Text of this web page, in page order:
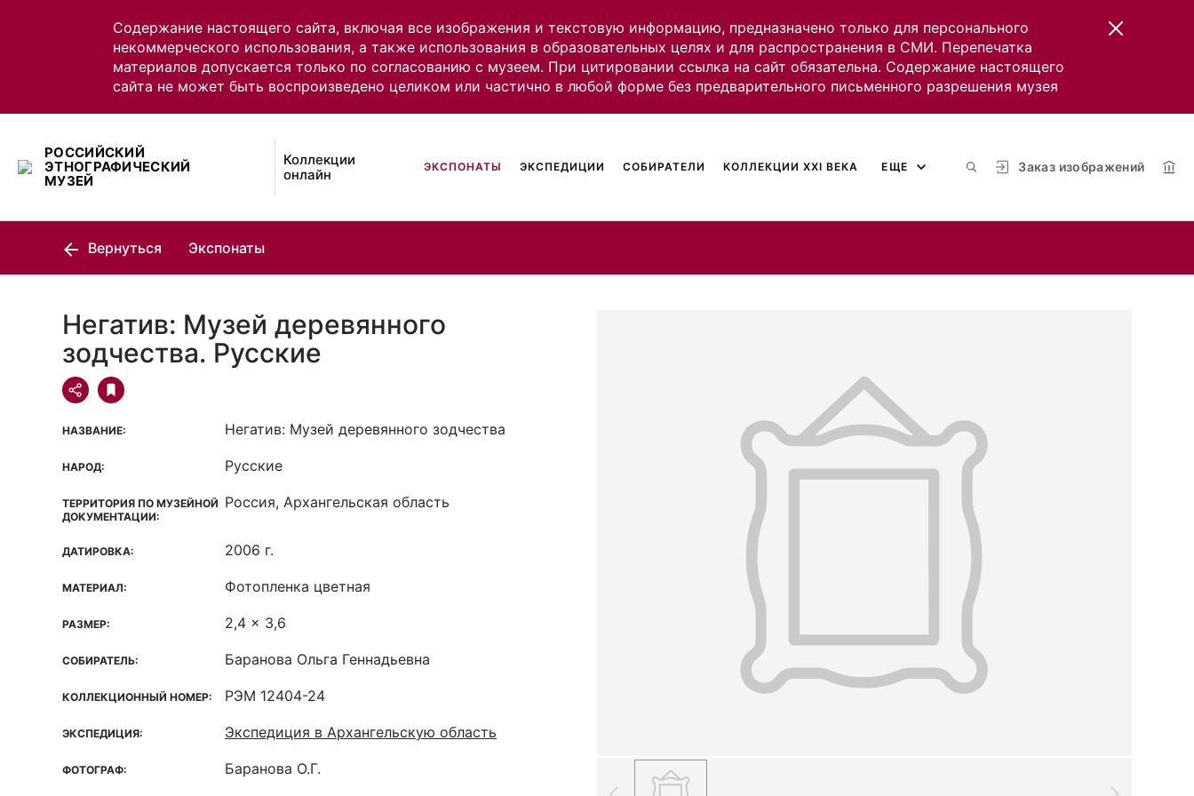
Содержание настоящего сайта, включая все изображения и текстовую информацию, предназначено только для персонального
некоммерческого использования, а также использования в образовательных целях и для распространения в СМИ. Перепечатка
материалов допускается только по согласованию с музеем. При цитировании ссылка на сайт обязательна. Содержание настоящего
сайта не может быть воспроизведено целиком или частично в любой форме без предварительного письменного разрешения музея
РОССИЙСКИЙ
ЭТНОГРАФИЧЕСКИЙ
МУЗЕЙ
Коллекции
онлайн
Заказ изображений
ЭКСПОНАТЫ ЭКСПЕДИЦИИ СОБИРАТЕЛИ КОЛЛЕКЦИИ XXI ВЕКА ЕЩЕ
Вернуться Экспонаты
Негатив: Музей деревянного
зодчества. Русские
НАЗВАНИЕ: Негатив: Музей деревянного зодчества
НАРОД: Русские
ТЕРРИТОРИЯ ПО МУЗЕЙНОЙ
ДОКУМЕНТАЦИИ:
Россия, Архангельская область
ДАТИРОВКА: 2006 г.
МАТЕРИАЛ: Фотопленка цветная
РАЗМЕР: 2,4 x 3,6
СОБИРАТЕЛЬ: Баранова Ольга Геннадьевна
КОЛЛЕКЦИОННЫЙ НОМЕР: РЭМ 12404-24
ЭКСПЕДИЦИЯ: Экспедиция в Архангельскую область
ФОТОГРАФ: Баранова О.Г.